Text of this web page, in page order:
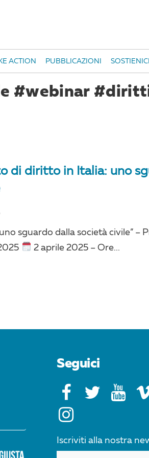
ACTION PUBBLICAZIONI SOSTIENICI
#webinar
di diritto in Italia: uno
sguardo dalla società civile” –
2 aprile 2025 – Ore...
Seguici
Iscriviti alla nostra